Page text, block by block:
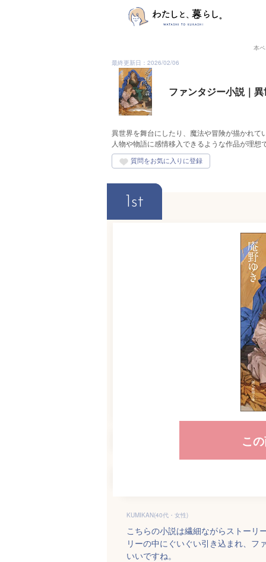
本
最終更新日：2026/02/06
ファンタジー小説｜
異世界を舞台にしたり、魔法や冒険が描かれ
人物や物語に感情移入できるような作品が理
1st
こ
KUMIKAN(40代・女性)
こちらの小説は繊細ながらストーリ
リーの中にぐいぐい引き込まれ、フ
いいですね。